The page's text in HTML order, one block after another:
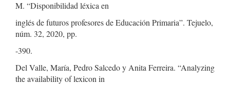
M. “Disponibilidad léxica en
inglés de futuros profesores de Educación Primaria”. Tejuelo,
núm. 32, 2020, pp.
-390.
Del Valle, María, Pedro Salcedo y Anita Ferreira. “Analyzing
the availability of lexicon in